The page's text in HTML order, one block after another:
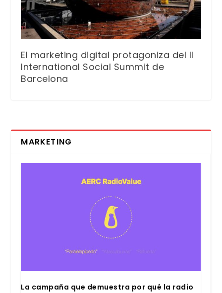
El marketing digital protagoniza del II
International Social Summit de
Barcelona
MARKETING
La cam­pa­ña que demues­tra por qué la radio